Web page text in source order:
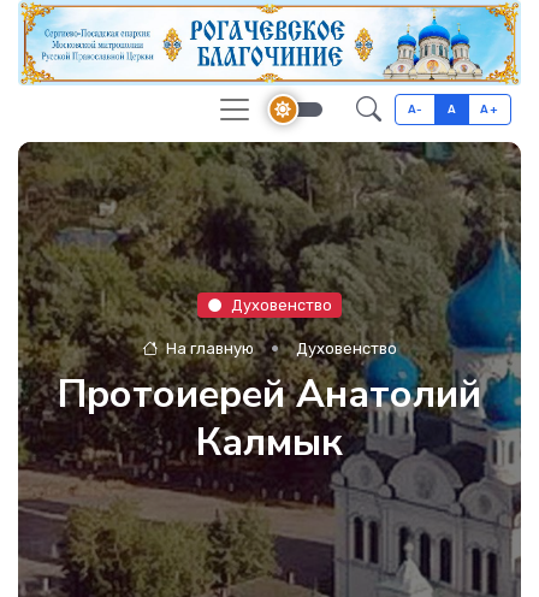
A- A A+
Духовенство
На главную Духовенство
Протоиерей Анатолий
Калмык